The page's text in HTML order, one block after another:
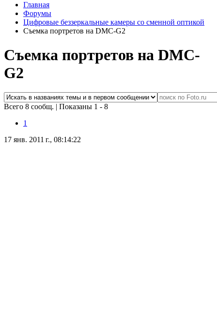
Главная
Форумы
Цифровые беззеркальные камеры со сменной оптикой
Съемка портретов на DMC-G2
Съемка портретов на DMC-
G2
Всего 8 сообщ. | Показаны 1 - 8
1
17 янв. 2011 г., 08:14:22